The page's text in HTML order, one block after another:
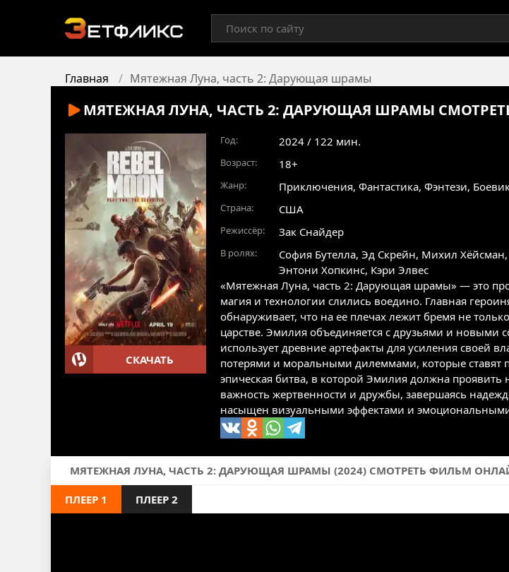
Главная Мятежная Луна, часть 2: Дарующая шрамы
МЯТЕЖНАЯ ЛУНА, ЧАСТЬ 2: ДАРУЮЩАЯ ШРАМЫ
СКАЧАТЬ
Год: 2024 / 122 мин.
Возраст: 18+
Жанр: Приключения, Фантастика, Фэнтези,
Страна: США
Режиссёр: Зак Снайдер
В ролях: София Бутелла, Эд Скрейн, Михил Хёйсман,
Энтони Хопкинс, Кэри Элвес
«Мятежная Луна, часть 2: Дарующая шрамы» — это
магия и технологии слились воедино. Главная
обнаруживает, что на ее плечах лежит бремя не
царстве. Эмилия объединяется с друзьями и новыми
использует древние артефакты для усиления своей
потерями и моральными дилеммами, которые ставят
эпическая битва, в которой Эмилия должна
важность жертвенности и дружбы, завершаясь
насыщен визуальными эффектами и эмоциональными
МЯТЕЖНАЯ ЛУНА, ЧАСТЬ 2: ДАРУЮЩАЯ ШРАМЫ (2024) СМОТРЕТЬ ФИЛЬМ
ПЛЕЕР 1 ПЛЕЕР 2